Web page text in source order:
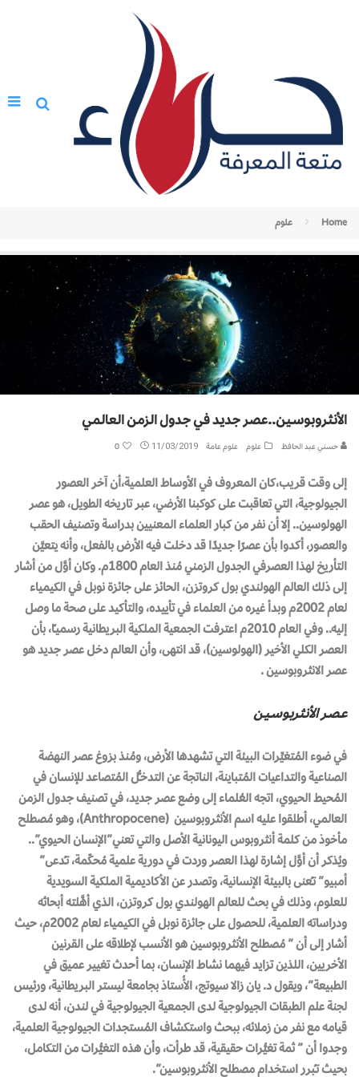
Home علوم
الأنـثـروبـوســيـن..عـصـر جـديـد فـي جـدول الـزمـن الـعـالـمـي
حسني عبد الحافظ علوم علوم عامة 11/03/2019
0
إلى وقت قريب،كان المعروف في الأوساط العلمية،أن آخر العصور
الجيولوجية، التي تعاقبت على كوكبنا الأرضي، عبر تاريخه الطويل، هو عصر
الهولوسين.. إلا أن نفر من كبار العلماء المعنيين بدراسة وتصنيف الحقب
والعصور، أكدوا بأن عصرًا جديدًا قد دخلت فيه الأرض بالفعل، وأنه يتعيَّن
التأريخ لهذا العصرفي الجدول الزمني مُنذ العام 1800م. وكان أوَّل من أشار
إلى ذلك العالم الهولندي بول كروتزن، الحائز على جائزة نوبل في الكيمياء
لعام 2002م وبدأ غيره من العلماء في تأييده، والتأكيد على صحة ما وصل
إليه.. وفي العام 2010م اعترفت الجمعية الملكية البريطانية رسميـًا، بأن
العصر الكلي الأخير (الهولوسين)، قد انتهى، وأن العالم دخل عصر جديد هو
عصر الانثروبوسين .
عــصــر الأنـثـربـوســيــن
في ضوء المُتغيِّرات البيئة التي تشهدها الأرض، ومُنذ بزوغ عصر النهضة
الصناعية والتداعيات المُتباينة، الناتجة عن التدخـُّل المُتصاعد للإنسان في
المُحيط الحيوي، اتجه العُلماء إلى وضع عصر جديد، في تصنيف جدول الزمن
العالمي، أطلقوا عليه اسم الأنثروبوسين (Anthropocene)، وهو مُصطلح
مأخوذ من كلمة أنثروبوس اليونانية الأصل والتي تعني”الإنسان الحيوي”..
ويُذكر أن أوَّل إشارة لهذا العصر وردت في دورية علمية مُحكّمة، تـُدعى”
أمبيو” تـُعنى بالبيئة الإنسانية، وتصدر عن الأكاديمية الملكية السويدية
للعلوم، وذلك في بحث للعالم الهولندي بول كروتزن، الذي أهَّلته أبحاثه
ودراساته العلمية، للحصول على جائزة نوبل في الكيمياء لعام 2002م، حيث
أشار إلى أن ” مُصطلح الأنثروبوسين هو الأنسب لإطلاقه على القرنين
الأخريين، اللذين تزايد فيهما نشاط الإنسان، بما أحدث تغيير عميق في
الطبيعة”، ويقول د. يان زالا سيوتج، الأُستاذ بجامعة ليستر البريطانية، ورئيس
لجنة علم الطبقات الجيولوجية لدى الجمعية الجيولوجية في لندن، أنه لدى
قيامه مع نفر من زملائه، ببحث واستكشاف المُستجدات الجيولوجية العلمية،
وجدوا أن ” ثمة تغيُّرات حقيقية، قد طرأت، وأن هذه التغيُّرات من التكامل،
بحيث تـُبرر استخدام مصطلح الأنثروبوسين”.